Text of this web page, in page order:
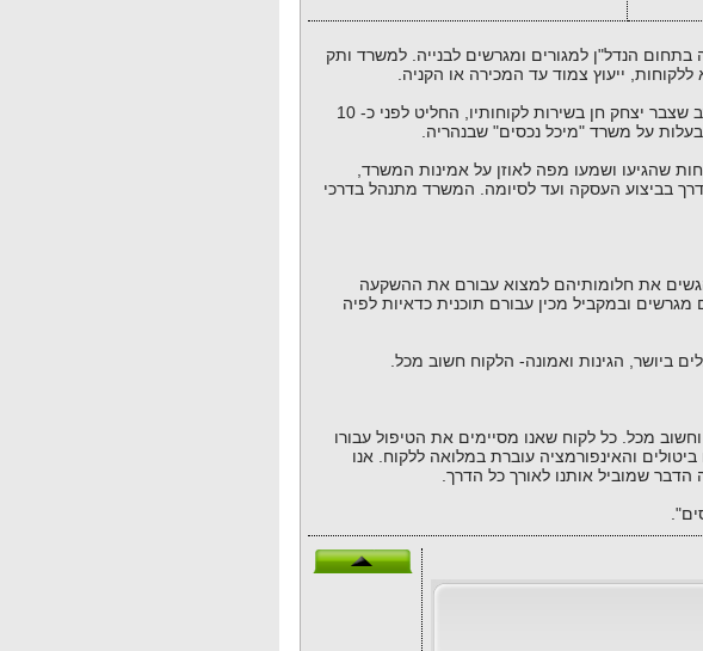
הנדל"ן למגורים ומגרשים לבנייה. למשרד ותק
לאחר עיסוק של 33 שנים בענף השטיחים וניסיון רב שצבר יצחק חן בשירות לקוחותיו, החליט לפני כ- 10
על משרד "מיכל נכסים" שבנהריה.
שהגיעו ושמעו מפה לאוזן על אמינות המשרד,
בביצוע העסקה ועד לסיומה. המשרד מתנהל בדרכי
את חלומותיהם למצוא עבורם את ההשקעה
מגרשים ובמקביל מכין עבורם תוכנית כדאיות לפיה
ביושר, הגינות ואמונה- הלקוח חשוב מכל.
מכל. כל לקוח שאנו מסיימים את הטיפול עבורו
ביטולים והאינפורמציה עוברת במלואה ללקוח. אנו
הדבר שמוביל אותנו לאורך כל הדרך.